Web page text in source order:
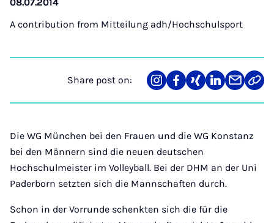
A contribution from Mitteilung adh/Hochschulsport
Share post on:
Share
on
Teilen
auf
Teilen
auf
Teilen
auf
Teilen
über
Mail
Link
Die WG München bei den Frauen und die WG Konstanz
bei den Männern sind die neuen deutschen
Hochschulmeister im Volleyball. Bei der DHM an der Uni
Paderborn setzten sich die Mannschaften durch.
Schon in der Vorrunde schenkten sich die für die